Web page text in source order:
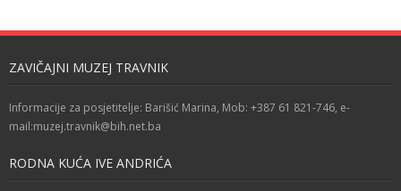
ZAVIČAJNI MUZEJ TRAVNIK
Informacije za posjetitelje: Barišić Marina, Mob: +387 61 821-746, e-
mail:muzej.travnik@bih.net.ba
RODNA KUĆA IVE ANDRIĆA